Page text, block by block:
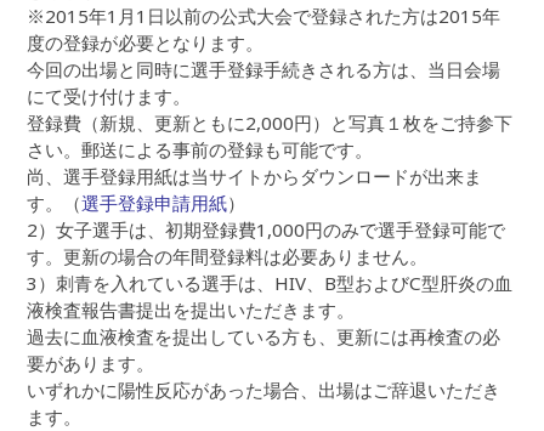
※2015年1月1日以前の公式大会で登録された方は2015年
度の登録が必要となります。
今回の出場と同時に選手登録手続きされる方は、当日会場
にて受け付けます。
登録費（新規、更新ともに2,000円）と写真１枚をご持参下
さい。郵送による事前の登録も可能です。
尚、選手登録用紙は当サイトからダウンロードが出来ま
す。（選手登録申請用紙）
2）女子選手は、初期登録費1,000円のみで選手登録可能で
す。更新の場合の年間登録料は必要ありません。
3）刺青を入れている選手は、HIV、B型およびC型肝炎の血
液検査報告書提出を提出いただきます。
過去に血液検査を提出している方も、更新には再検査の必
要があります。
いずれかに陽性反応があった場合、出場はご辞退いただき
ます。